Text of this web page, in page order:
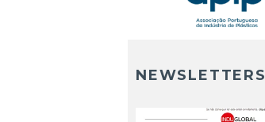
NEWSLETTERS